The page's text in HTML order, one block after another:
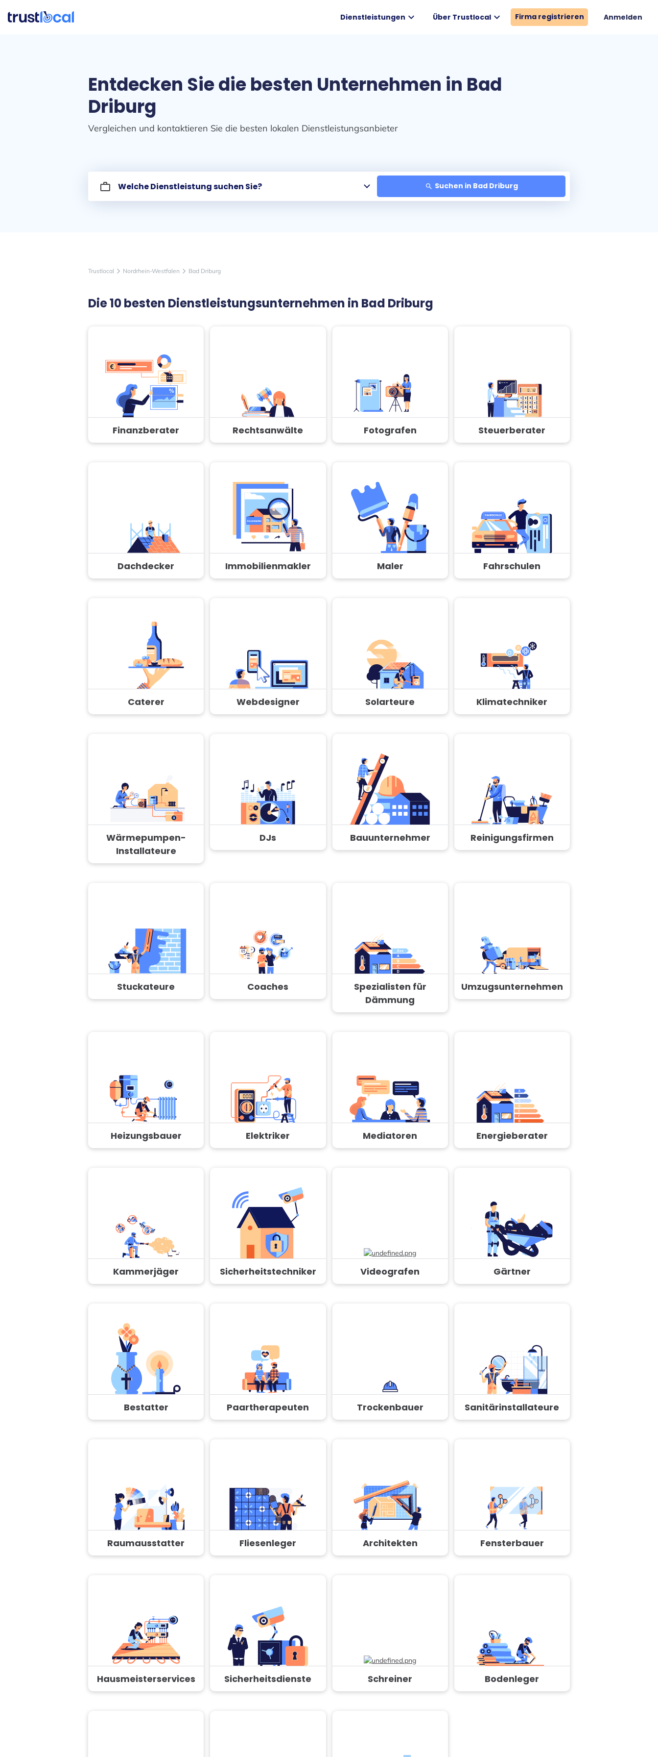
Dienstleistungen expand_more Über Trustlocal expand_more Firma registrieren Anmelden
Entdecken Sie die besten Unternehmen in Bad
Driburg
Vergleichen und kontaktieren Sie die besten lokalen Dienstleistungsanbieter
work_outline search Suchen in Bad Driburg
Trustlocal arrow_forward_ios Nordrhein-Westfalen arrow_forward_ios Bad Driburg
Die 10 besten Dienstleistungsunternehmen in Bad Driburg
Finanzberater Rechtsanwälte Fotografen Steuerberater
Dachdecker Immobilienmakler Maler Fahrschulen
Caterer Webdesigner Solarteure Klimatechniker
Wärmepumpen-
Installateure
DJs Bauunternehmer Reinigungsfirmen
Stuckateure Coaches
Spezialisten für
Dämmung
Umzugsunternehmen
Heizungsbauer Elektriker Mediatoren Energieberater
Kammerjäger Sicherheitstechniker Videografen Gärtner
Bestatter Paartherapeuten Trockenbauer Sanitärinstallateure
Raumausstatter Fliesenleger Architekten Fensterbauer
Hausmeisterservices Sicherheitsdienste Schreiner Bodenleger